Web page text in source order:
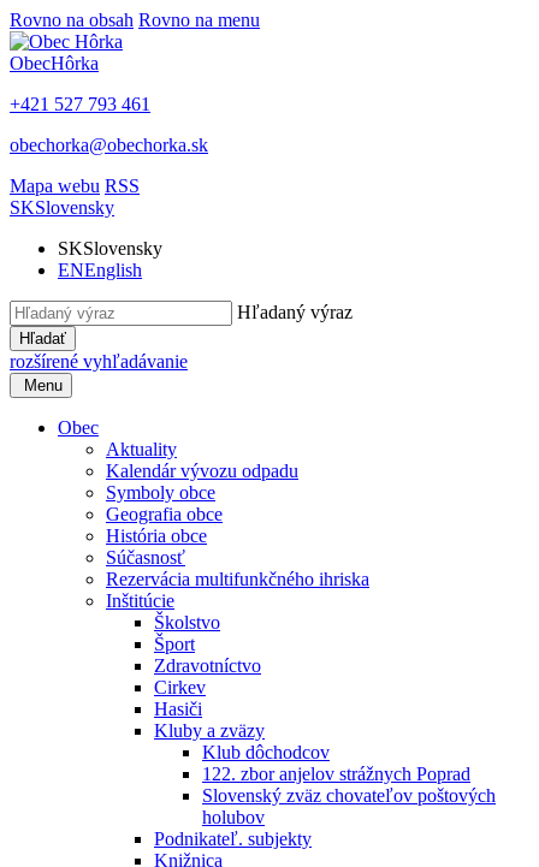
Rovno na obsah Rovno na menu
ObecHôrka
+421 527 793 461
obechorka@obechorka.sk
Mapa webu RSS
SKSlovensky
SKSlovensky
ENEnglish
Hľadaný výraz
Hľadať
rozšírené vyhľadávanie
Menu
Obec
Aktuality
Kalendár vývozu odpadu
Symboly obce
Geografia obce
História obce
Súčasnosť
Rezervácia multifunkčného ihriska
Inštitúcie
Školstvo
Šport
Zdravotníctvo
Cirkev
Hasiči
Kluby a zväzy
Klub dôchodcov
122. zbor anjelov strážnych Poprad
Slovenský zväz chovateľov poštových
holubov
Podnikateľ. subjekty
Knižnica